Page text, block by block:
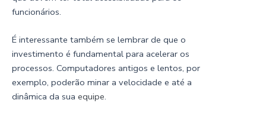
funcionários.
É interessante também se lembrar de que o
investimento é fundamental para acelerar os
processos. Computadores antigos e lentos, por
exemplo, poderão minar a velocidade e até a
dinâmica da sua equipe.